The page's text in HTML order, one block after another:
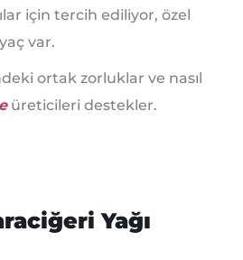
için tercih ediliyor, özel
var.
ortak zorluklar ve nasıl
üreticileri destekler.
Yağı